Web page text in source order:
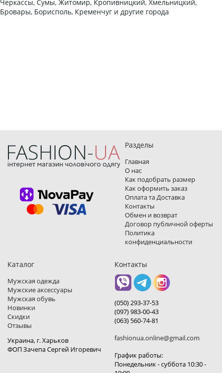
Черкассы, Сумы, Житомир, Кропивницкий, Хмельницкий,
Бровары, Борисполь, Кременчуг и другие города
Разделы
Главная
О нас
Как подобрать размер
Как оформить заказ
Оплата та Доставка
Контакты
Обмен и возврат
Договор публичной оферты
Политика
конфиденциальности
Каталог
Мужская одежда
Мужские аксессуары
Мужская обувь
Новинки
Скидки
Отзывы
Украина, г. Харьков
ФОП Зачепа Сергей Игоревич
Контакты
(050) 293-37-53
(097) 983-00-43
(063) 560-74-81
fashionua.online@gmail.com
График работы:
Понедельник - суббота 10:30 -